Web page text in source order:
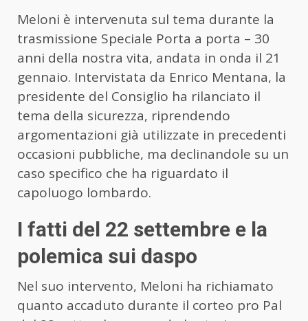
Meloni è intervenuta sul tema durante la
trasmissione Speciale Porta a porta – 30
anni della nostra vita, andata in onda il 21
gennaio. Intervistata da Enrico Mentana, la
presidente del Consiglio ha rilanciato il
tema della sicurezza, riprendendo
argomentazioni già utilizzate in precedenti
occasioni pubbliche, ma declinandole su un
caso specifico che ha riguardato il
capoluogo lombardo.
I fatti del 22 settembre e la
polemica sui daspo
Nel suo intervento, Meloni ha richiamato
quanto accaduto durante il corteo pro Pal